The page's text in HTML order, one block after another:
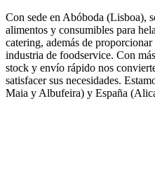
Con sede en Abóboda (Lisboa),
alimentos y consumibles para
catering, además de
industria de foodservice. Con
stock y envío rápido nos
satisfacer sus necesidades.
Maia y Albufeira) y España